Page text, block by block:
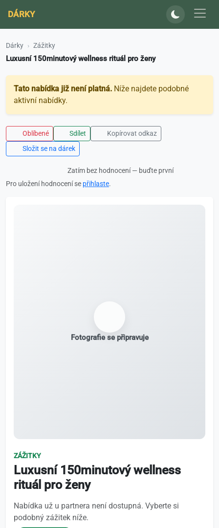
DÁRKY
Dárky Zážitky
Luxusní 150minutový wellness rituál pro ženy
Tato nabídka již není platná. Níže najdete podobné
aktivní nabídky.
Oblíbené Sdílet
Kopírovat odkaz
Složit se na dárek
Zatím bez hodnocení — buďte první
Pro uložení hodnocení se přihlaste.
Fotografie se připravuje
ZÁŽITKY
Luxusní 150minutový wellness
rituál pro ženy
Nabídka už u partnera není dostupná. Vyberte si
podobný zážitek níže.